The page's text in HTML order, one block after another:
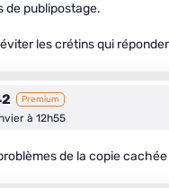
de publipostage.
les crétins qui
Premium
à 12h55
de la copie cachée